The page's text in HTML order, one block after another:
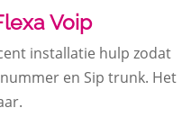
Voip
installatie hulp zodat
en Sip trunk.​ Het